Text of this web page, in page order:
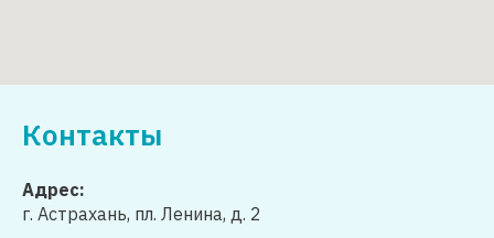
Контакты
Адрес:
г. Астрахань, пл. Ленина, д. 2